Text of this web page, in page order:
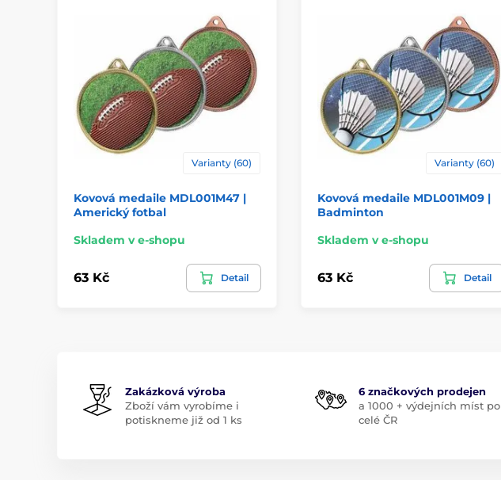
Varianty (60)
Kovová medaile MDL001M47 |
Americký fotbal
Skladem v e-shopu
63 Kč Detail
Varianty (60)
Kovová medaile MDL001M09 |
Badminton
Skladem v e-shopu
63 Kč Detail
Zakázková výroba
Zboží vám vyrobíme i
potiskneme již od 1 ks
6 značkových prodejen
a 1000 + výdejních míst po
celé ČR